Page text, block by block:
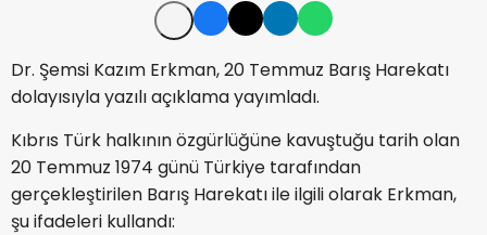
Dr. Şemsi Kazım Erkman, 20 Temmuz Barış Harekatı
dolayısıyla yazılı açıklama yayımladı.
Kıbrıs Türk halkının özgürlüğüne kavuştuğu tarih olan
20 Temmuz 1974 günü Türkiye tarafından
gerçekleştirilen Barış Harekatı ile ilgili olarak Erkman,
şu ifadeleri kullandı: